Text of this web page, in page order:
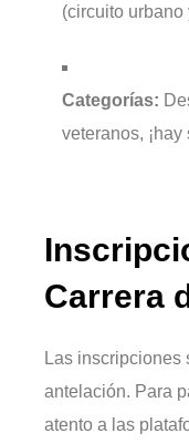
(circuito urbano
Categorías:
veteranos,
Carrera
Las inscripciones
antelación. Para
atento a las